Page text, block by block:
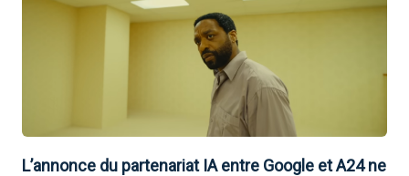
L’annonce du partenariat IA entre Google et A24 ne